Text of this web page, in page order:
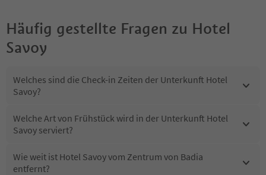
Häufig gestellte Fragen zu Hotel
Savoy
Welches sind die Check-in Zeiten der Unterkunft Hotel
Savoy?
Welche Art von Frühstück wird in der Unterkunft Hotel
Savoy serviert?
Wie weit ist Hotel Savoy vom Zentrum von Badia
entfernt?